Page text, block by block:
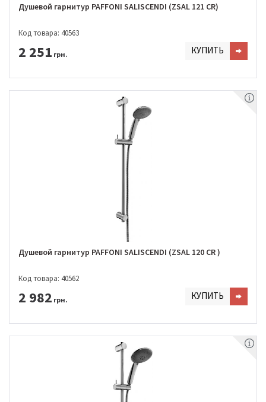
Душевой гарнитур PAFFONI SALISCENDI (ZSAL 121 CR)
Код товара: 40563
2 251 грн. КУПИТЬ
Душевой гарнитур PAFFONI SALISCENDI (ZSAL 120 CR )
Код товара: 40562
2 982 грн. КУПИТЬ